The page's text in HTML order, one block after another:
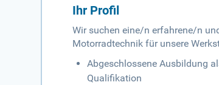
Ihr Profil
Wir suchen eine/n erfahrene/n
Motorradtechnik für unsere
Abgeschlossene Ausbildung
Qualifikation